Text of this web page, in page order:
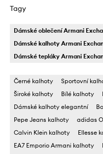
Tagy
Dámské oblečení Armani
Dámské kalhoty Armani
Dámské tepláky Armani
Černé kalhoty Sportovní
Široké kalhoty
Bílé kalhoty
Dámské kalhoty elegantní
Pepe Jeans kalhoty
adidas
Calvin Klein kalhoty
Ellesse
EA7 Emporio Armani kalhoty